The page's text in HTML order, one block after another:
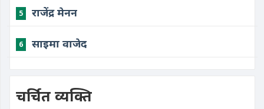
5 राजेंद्र मेनन
6 साइमा वाजेद
चर्चित व्यक्ति